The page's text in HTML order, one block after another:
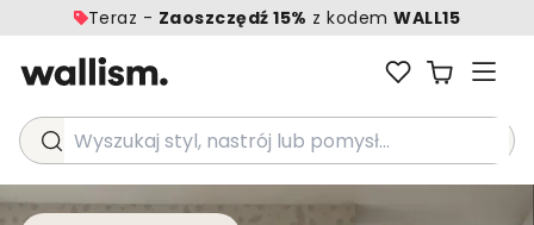
Teraz - Zaoszczędź 15% z kodemWALL15
Wyszukaj styl, nastrój lub pomysł...